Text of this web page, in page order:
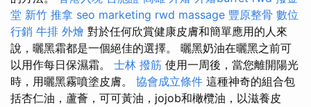
堂 新竹 推拿 seo marketing rwd massage 豐原整骨 數位
行銷 牛排 外燴 對於任何欣賞健康皮膚和簡單應用的人來
說，曬黑霜都是一個絕佳的選擇。 曬黑奶油在曬黑之前可
以用作每日保濕霜。 士林 撥筋 使用一周後，當您離開陽光
時，用曬黑霧噴塗皮膚。 協會成立條件 這種神奇的組合包
括杏仁油，蘆薈，可可黃油，jojob和橄欖油，以滋養皮